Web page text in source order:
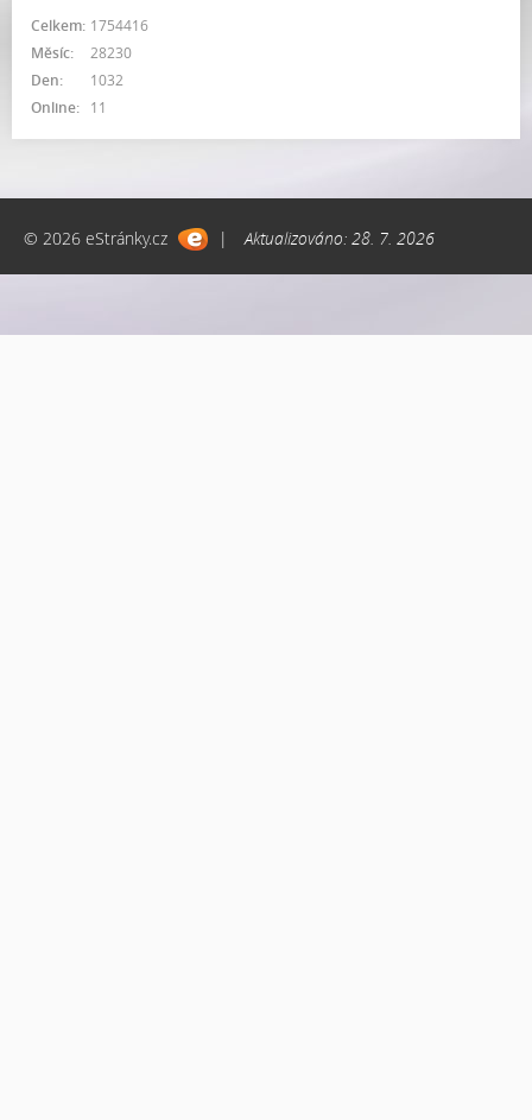
Online: 11
Celkem: 1754416
Měsíc:
28230
Den:
1032
© 2026 eStránky.cz | Aktualizováno: 28. 7. 2026